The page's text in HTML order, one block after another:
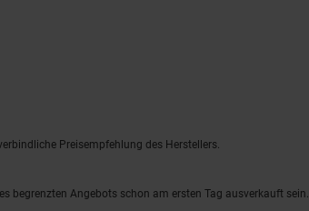
Preisempfehlung des Herstellers.
begrenzten Angebots schon am ersten Tag ausverkauft sein.